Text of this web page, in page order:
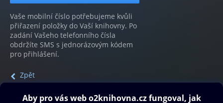
Vaše mobilní číslo potřebujeme kvůli
přiřazení položky do Vaší knihovny. Po
zadání Vašeho telefonního čísla
obdržíte SMS s jednorázovým kódem
pro přihlášení.
Zpět